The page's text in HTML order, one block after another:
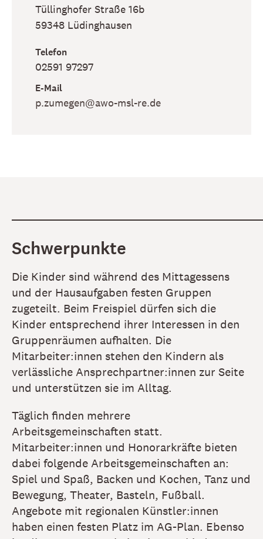
Tüllinghofer Straße 16b
59348 Lüdinghausen
Telefon
02591 97297
E-Mail
p​.zumegen​@awo-msl-re​.de
Schwerpunkte
Die Kinder sind während des Mittagessens
und der Hausaufgaben festen Gruppen
zugeteilt. Beim Freispiel dürfen sich die
Kinder entsprechend ihrer Interessen in den
Gruppenräumen aufhalten. Die
Mitarbeiter:innen stehen den Kindern als
verlässliche Ansprechpartner:innen zur Seite
und unterstützen sie im Alltag.
Täglich finden mehrere
Arbeitsgemeinschaften statt.
Mitarbeiter:innen und Honorarkräfte bieten
dabei folgende Arbeitsgemeinschaften an:
Spiel und Spaß, Backen und Kochen, Tanz und
Bewegung, Theater, Basteln, Fußball.
Angebote mit regionalen Künstler:innen
haben einen festen Platz im AG-Plan. Ebenso